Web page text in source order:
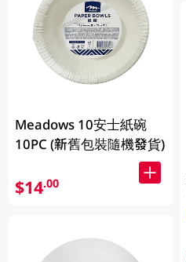
Meadows 10安士紙碗
10PC (新舊包裝隨機發貨)
$14.00